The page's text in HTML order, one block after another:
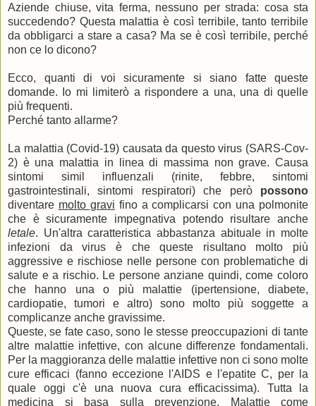
Aziende chiuse, vita ferma, nessuno per strada: cosa sta
succedendo? Questa malattia è così terribile, tanto terribile
da obbligarci a stare a casa? Ma se è così terribile, perché
non ce lo dicono?
Ecco, quanti di voi sicuramente si siano fatte queste
domande. Io mi limiterò a rispondere a una, una di quelle
più frequenti.
Perché tanto allarme?
La malattia (Covid-19) causata da questo virus (SARS-Cov-
2) è una malattia in linea di massima non grave. Causa
sintomi simil influenzali (rinite, febbre, sintomi
gastrointestinali, sintomi respiratori) che però possono
diventare molto gravi fino a complicarsi con una polmonite
che è sicuramente impegnativa potendo risultare anche
letale. Un'altra caratteristica abbastanza abituale in molte
infezioni da virus è che queste risultano molto più
aggressive e rischiose nelle persone con problematiche di
salute e a rischio. Le persone anziane quindi, come coloro
che hanno una o più malattie (ipertensione, diabete,
cardiopatie, tumori e altro) sono molto più soggette a
complicanze anche gravissime.
Queste, se fate caso, sono le stesse preoccupazioni di tante
altre malattie infettive, con alcune differenze fondamentali.
Per la maggioranza delle malattie infettive non ci sono molte
cure efficaci (fanno eccezione l'AIDS e l'epatite C, per la
quale oggi c'è una nuova cura efficacissima). Tutta la
medicina si basa sulla prevenzione. Malattie come